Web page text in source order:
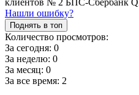
Нашли ошибку?
Поднять в топ
Количество просмотров:
За сегодня: 0
За неделю: 0
За месяц: 0
За все время: 2